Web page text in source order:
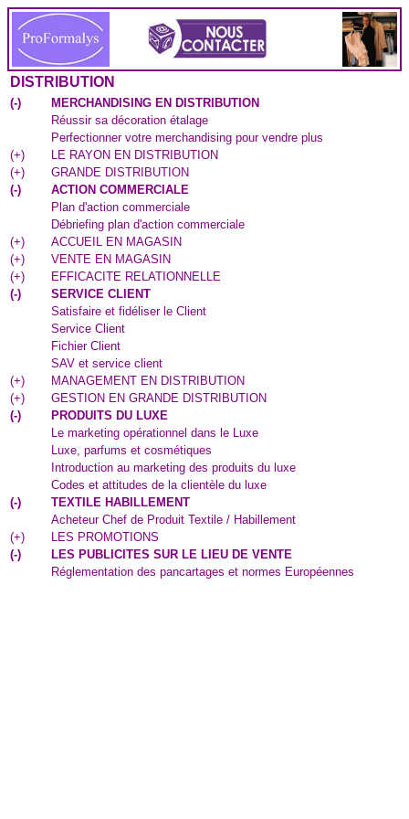
DISTRIBUTION
(-)
MERCHANDISING EN DISTRIBUTION
Réussir sa décoration étalage
Perfectionner votre merchandising pour vendre plus
(+)
LE RAYON EN DISTRIBUTION
(+)
GRANDE DISTRIBUTION
(-)
ACTION COMMERCIALE
Plan d'action commerciale
Débriefing plan d'action commerciale
(+)
ACCUEIL EN MAGASIN
(+)
VENTE EN MAGASIN
(+)
EFFICACITE RELATIONNELLE
(-)
SERVICE CLIENT
Satisfaire et fidéliser le Client
Service Client
Fichier Client
SAV et service client
(+)
MANAGEMENT EN DISTRIBUTION
(+)
GESTION EN GRANDE DISTRIBUTION
(-)
PRODUITS DU LUXE
Le marketing opérationnel dans le Luxe
Luxe, parfums et cosmétiques
Introduction au marketing des produits du luxe
Codes et attitudes de la clientèle du luxe
(-)
TEXTILE HABILLEMENT
Acheteur Chef de Produit Textile / Habillement
(+)
LES PROMOTIONS
(-)
LES PUBLICITES SUR LE LIEU DE VENTE
Réglementation des pancartages et normes Européennes